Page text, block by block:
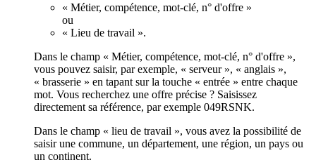
« Métier, compétence, mot-clé, n° d'offre »
ou
« Lieu de travail ».
Dans le champ « Métier, compétence, mot-clé, n° d'offre »,
vous pouvez saisir, par exemple, « serveur », « anglais »,
« brasserie » en tapant sur la touche « entrée » entre chaque
mot. Vous recherchez une offre précise ? Saisissez
directement sa référence, par exemple 049RSNK.
Dans le champ « lieu de travail », vous avez la possibilité de
saisir une commune, un département, une région, un pays ou
un continent.